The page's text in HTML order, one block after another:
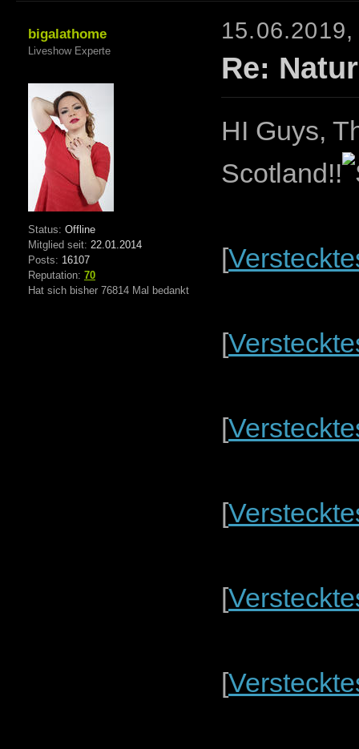
bigalathome
Liveshow Experte
Status: Offline
Mitglied seit: 22.01.2014
Posts: 16107
Reputation: 70
Hat sich bisher 76814 Mal bedankt
Re:
HI Guys,
Scotland!!
[
[
[
[
[
[